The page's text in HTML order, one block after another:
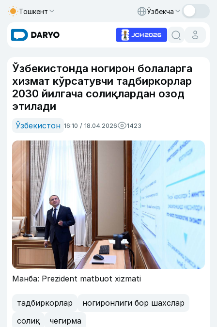
Тошкент Ўзбекча
Ўзбекистонда ногирон болаларга
хизмат кўрсатувчи тадбиркорлар
2030 йилгача солиқлардан озод
этилади
Ўзбекистон 16:10 / 18.04.2026 1423
Манба: Prezident matbuot xizmati
тадбиркорлар
ногиронлиги бор шахслар
солиқ
чегирма